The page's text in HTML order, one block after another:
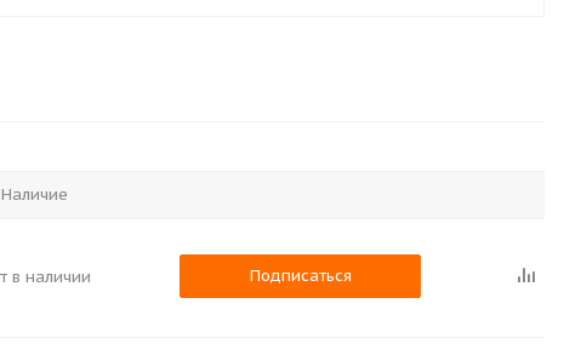
Наличие
в наличии Подписаться